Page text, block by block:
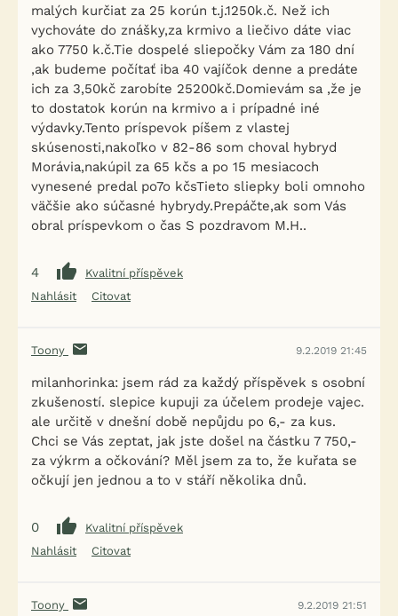
malých kurčiat za 25 korún t.j.1250k.č. Než ich
vychováte do znášky,za krmivo a liečivo dáte viac
ako 7750 k.č.Tie dospelé sliepočky Vám za 180 dní
,ak budeme počítať iba 40 vajíčok denne a predáte
ich za 3,50kč zarobíte 25200kč.Domievám sa ,že je
to dostatok korún na krmivo a i prípadné iné
výdavky.Tento príspevok píšem z vlastej
skúsenosti,nakoľko v 82-86 som choval hybryd
Morávia,nakúpil za 65 kčs a po 15 mesiacoch
vynesené predal po7o kčsTieto sliepky boli omnoho
väčšie ako súčasné hybrydy.Prepáčte,ak som Vás
obral príspevkom o čas S pozdravom M.H..
4
Kvalitní příspěvek
Nahlásit
Citovat
Toony 9.2.2019 21:45
milanhorinka: jsem rád za každý příspěvek s osobní
zkušeností. slepice kupuji za účelem prodeje vajec.
ale určitě v dnešní době nepůjdu po 6,- za kus.
Chci se Vás zeptat, jak jste došel na částku 7 750,-
za výkrm a očkování? Měl jsem za to, že kuřata se
očkují jen jednou a to v stáří několika dnů.
0
Kvalitní příspěvek
Nahlásit
Citovat
Toony 9.2.2019 21:51